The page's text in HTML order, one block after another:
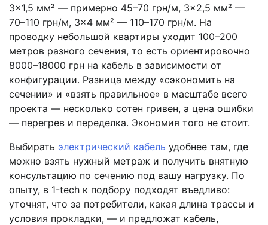
3×1,5 мм² — примерно 45–70 грн/м, 3×2,5 мм² —
70–110 грн/м, 3×4 мм² — 110–170 грн/м. На
проводку небольшой квартиры уходит 100–200
метров разного сечения, то есть ориентировочно
8000–18000 грн на кабель в зависимости от
конфигурации. Разница между «сэкономить на
сечении» и «взять правильное» в масштабе всего
проекта — несколько сотен гривен, а цена ошибки
— перегрев и переделка. Экономия того не стоит.
Выбирать электрический кабель удобнее там, где
можно взять нужный метраж и получить внятную
консультацию по сечению под вашу нагрузку. По
опыту, в 1-tech к подбору подходят въедливо:
уточнят, что за потребители, какая длина трассы и
условия прокладки, — и предложат кабель,